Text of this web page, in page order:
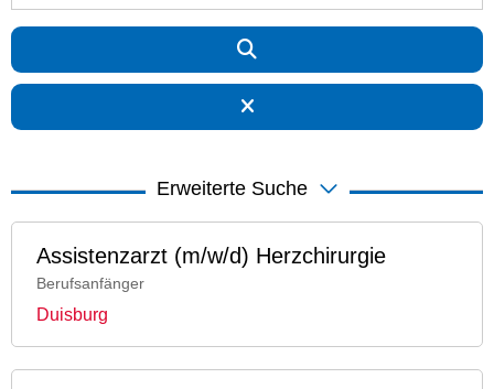
Erweiterte Suche
Assistenzarzt (m/w/d) Herzchirurgie
Berufsanfänger
Duisburg